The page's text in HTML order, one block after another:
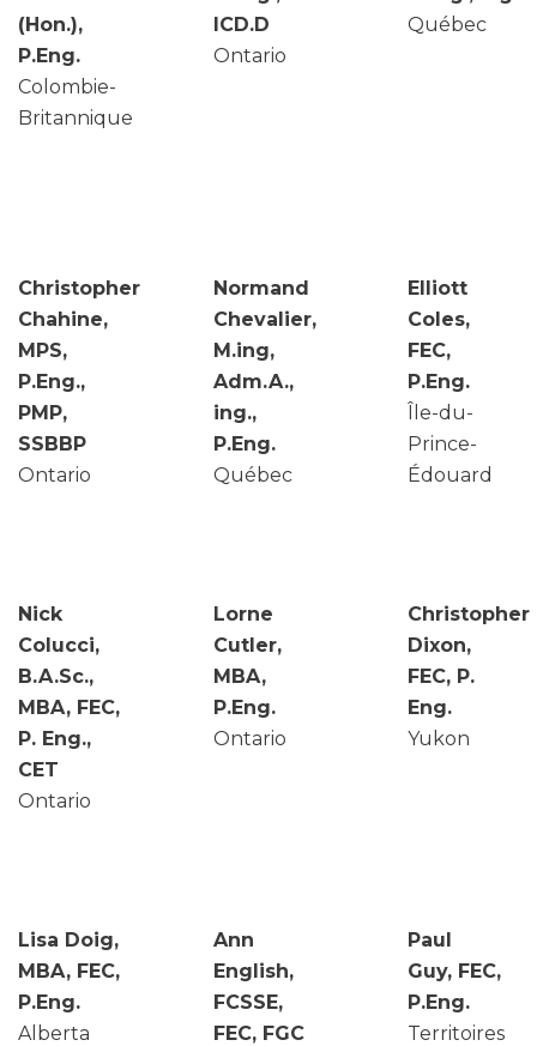
(Hon.),
P.Eng.
Colombie-
Britannique
ICD.D
Ontario
Québec
Christopher
Chahine,
MPS,
P.Eng.,
PMP,
SSBBP
Ontario
Normand
Chevalier,
M.ing,
Adm.A.,
ing.,
P.Eng.
Québec
Elliott
Coles,
FEC,
P.Eng.
Île-du-
Prince-
Édouard
Nick
Colucci,
B.A.Sc.,
MBA, FEC,
P. Eng.,
CET
Ontario
Lorne
Cutler,
MBA,
P.Eng.
Ontario
Christopher
Dixon,
FEC, P.
Eng.
Yukon
Lisa Doig,
MBA, FEC,
P.Eng.
Alberta
Ann
English,
FCSSE,
FEC, FGC
Paul
Guy, FEC,
P.Eng.
Territoires